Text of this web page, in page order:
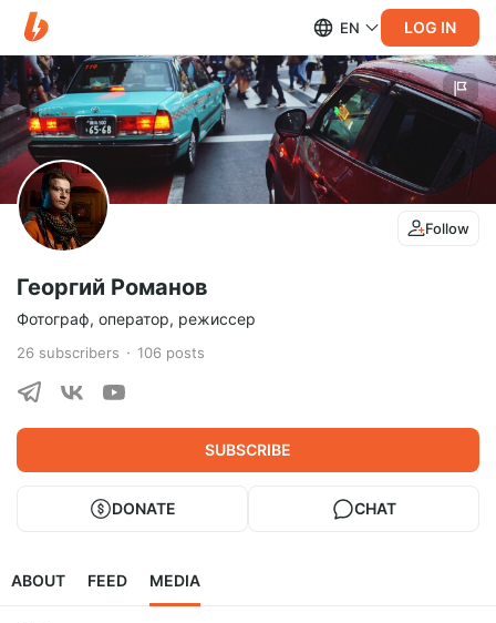
EN LOG IN
Follow
Георгий Романов
Фотограф, оператор, режиссер
26 subscribers 106 posts
SUBSCRIBE
DONATE CHAT
ABOUT FEED MEDIA